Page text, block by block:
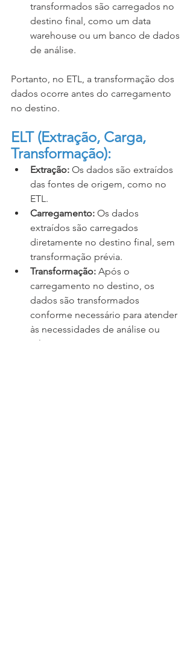
transformados são carregados no
destino final, como um data
warehouse ou um banco de dados
de análise.
Portanto, no ETL, a transformação dos
dados ocorre antes do carregamento
no destino.
ELT (Extração, Carga,
Transformação):
Extração: Os dados são extraídos
das fontes de origem, como no
ETL.
Carregamento: Os dados
extraídos são carregados
diretamente no destino final, sem
transformação prévia.
Transformação: Após o
carregamento no destino, os
dados são transformados
conforme necessário para atender
às necessidades de análise ou
relatório.